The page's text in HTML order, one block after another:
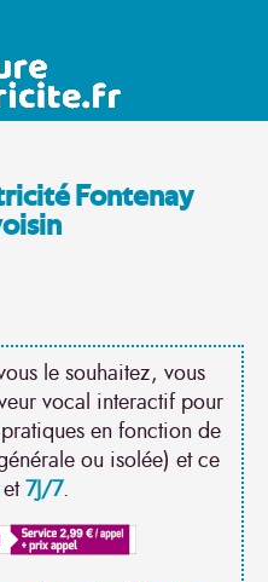
Fontenay
le souhaitez, vous
vocal interactif pour
en fonction de
ou isolée) et ce
7J/7.